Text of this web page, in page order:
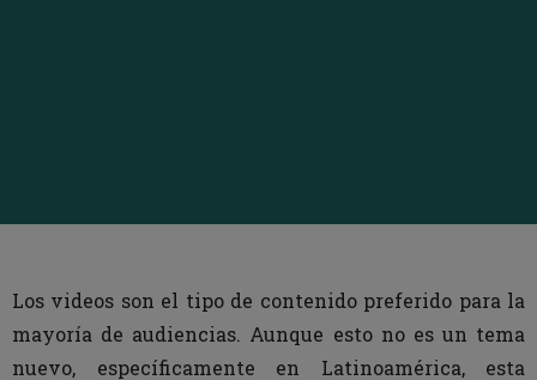
Los videos son el tipo de contenido preferido para la
mayoría de audiencias. Aunque esto no es un tema
nuevo, específicamente en Latinoamérica, esta